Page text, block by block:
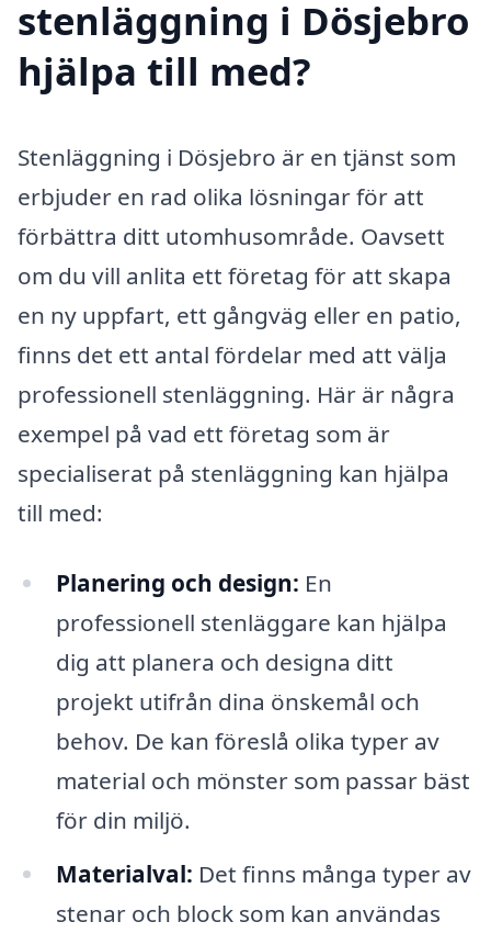
stenläggning i Dösjebro
hjälpa till med?
Stenläggning i Dösjebro är en tjänst som
erbjuder en rad olika lösningar för att
förbättra ditt utomhusområde. Oavsett
om du vill anlita ett företag för att skapa
en ny uppfart, ett gångväg eller en patio,
finns det ett antal fördelar med att välja
professionell stenläggning. Här är några
exempel på vad ett företag som är
specialiserat på stenläggning kan hjälpa
till med:
Planering och design: En
professionell stenläggare kan hjälpa
dig att planera och designa ditt
projekt utifrån dina önskemål och
behov. De kan föreslå olika typer av
material och mönster som passar bäst
för din miljö.
Materialval: Det finns många typer av
stenar och block som kan användas